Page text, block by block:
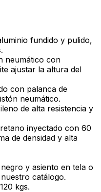
fundido y pulido,
neumático con
ajustar la altura del
con palanca de
neumático.
de alta resistencia y
inyectado con 60
de densidad y alta
y asiento en tela o
catálogo.
120 kgs.